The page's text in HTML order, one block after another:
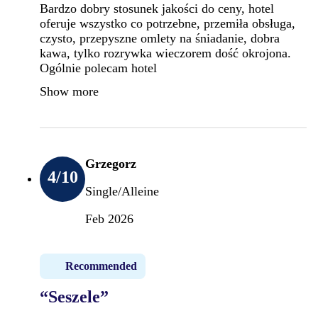
Bardzo dobry stosunek jakości do ceny, hotel
oferuje wszystko co potrzebne, przemiła obsługa,
czysto, przepyszne omlety na śniadanie, dobra
kawa, tylko rozrywka wieczorem dość okrojona.
Ogólnie polecam hotel
Show more
4/10
Grzegorz
Single/Alleine
Feb 2026
Recommended
“Seszele”